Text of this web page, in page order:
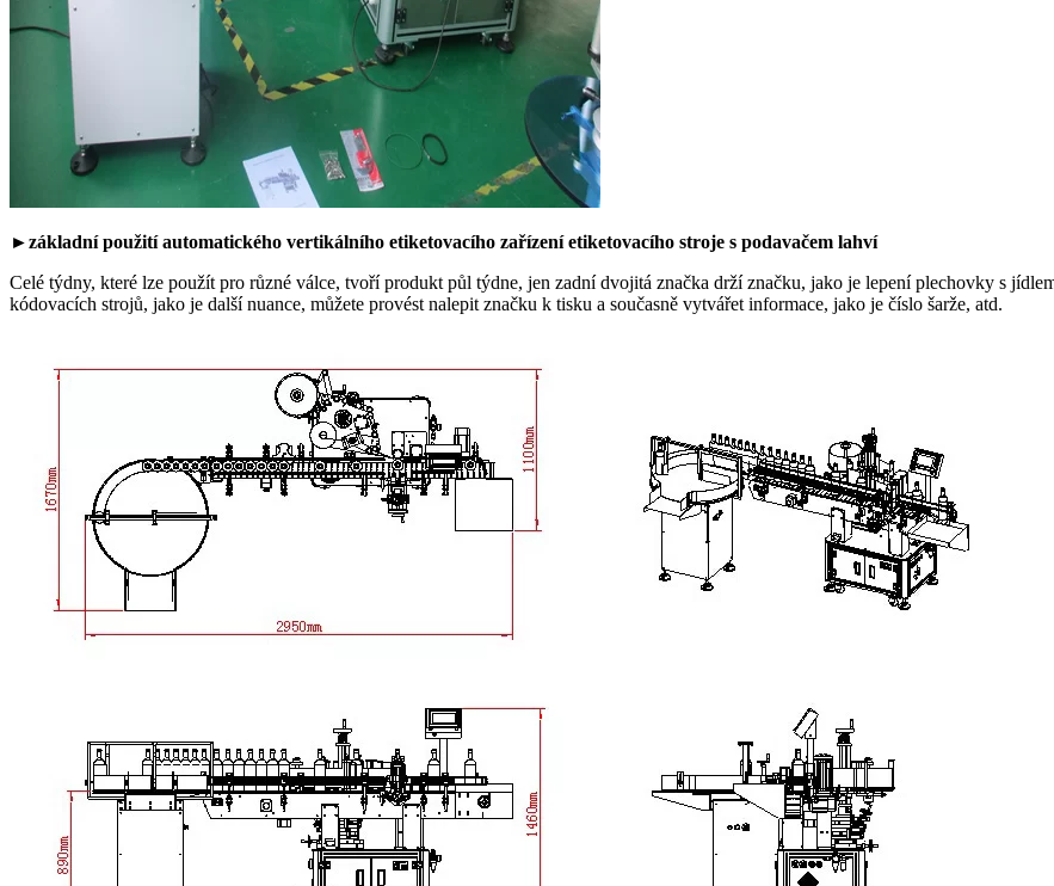
►základní použití automatického vertikálního etiketovacího zařízení etiketovacího stroje s podavačem lahví
Celé týdny, které lze použít pro různé válce, tvoří produkt půl týdne, jen zadní dvojitá značka drží značku, jako je lepení plechovky s
kódovacích strojů, jako je další nuance, můžete provést nalepit značku k tisku a současně vytvářet informace, jako je číslo šarže, atd.